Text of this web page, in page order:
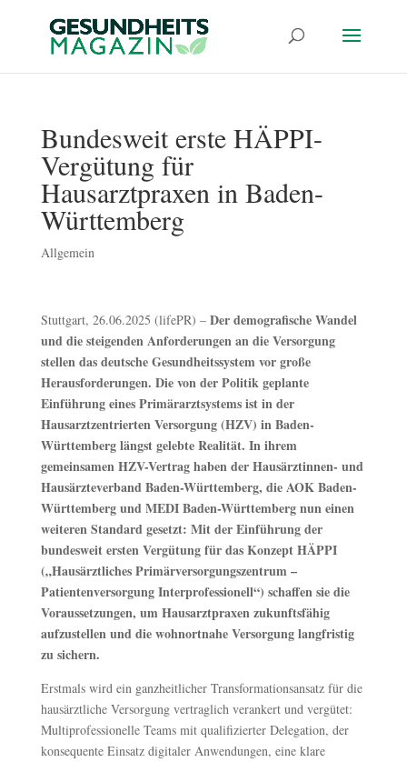
Bundesweit erste HÄPPI-
Vergütung für
Hausarztpraxen in Baden-
Württemberg
Allgemein
Stuttgart, 26.06.2025 (lifePR) – Der demografische Wandel
und die steigenden Anforderungen an die Versorgung
stellen das deutsche Gesundheitssystem vor große
Herausforderungen. Die von der Politik geplante
Einführung eines Primärarztsystems ist in der
Hausarztzentrierten Versorgung (HZV) in Baden-
Württemberg längst gelebte Realität. In ihrem
gemeinsamen HZV-Vertrag haben der Hausärztinnen- und
Hausärzteverband Baden-Württemberg, die AOK Baden-
Württemberg und MEDI Baden-Württemberg nun einen
weiteren Standard gesetzt: Mit der Einführung der
bundesweit ersten Vergütung für das Konzept HÄPPI
(„Hausärztliches Primärversorgungszentrum –
Patientenversorgung Interprofessionell“) schaffen sie die
Voraussetzungen, um Hausarztpraxen zukunftsfähig
aufzustellen und die wohnortnahe Versorgung langfristig
zu sichern.
Erstmals wird ein ganzheitlicher Transformationsansatz für die
hausärztliche Versorgung vertraglich verankert und vergütet:
Multiprofessionelle Teams mit qualifizierter Delegation, der
konsequente Einsatz digitaler Anwendungen, eine klare